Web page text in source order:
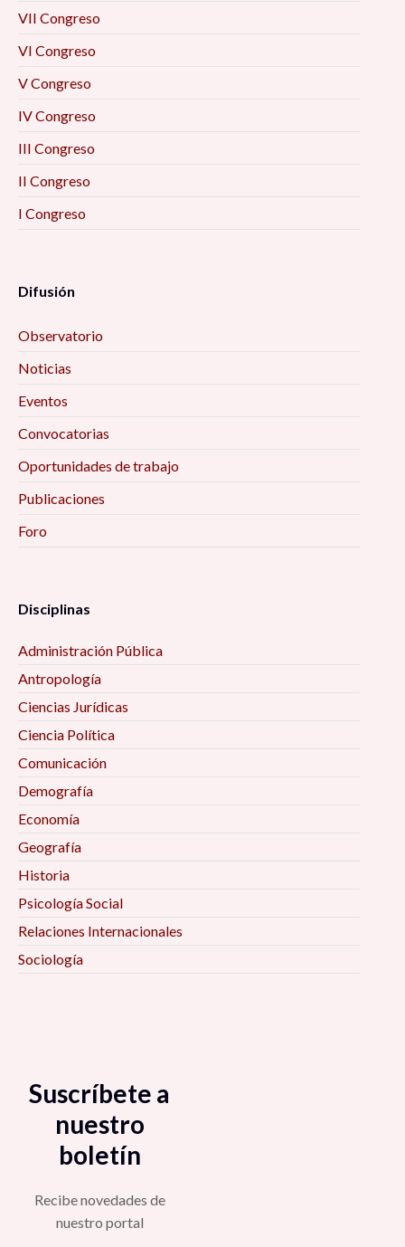
VII Congreso
VI Congreso
V Congreso
IV Congreso
III Congreso
II Congreso
I Congreso
Difusión
Observatorio
Noticias
Eventos
Convocatorias
Oportunidades de trabajo
Publicaciones
Foro
Disciplinas
Administración Pública
Antropología
Ciencias Jurídicas
Ciencia Política
Comunicación
Demografía
Economía
Geografía
Historia
Psicología Social
Relaciones Internacionales
Sociología
Suscríbete a
nuestro
boletín
Recibe novedades de
nuestro portal